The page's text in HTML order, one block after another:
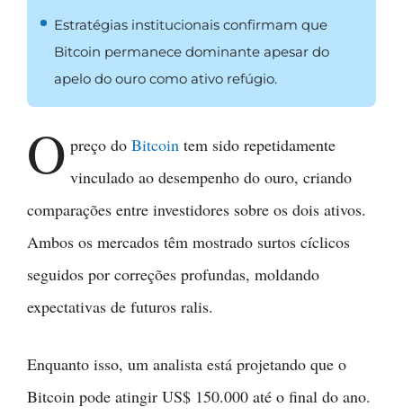
Estratégias institucionais confirmam que
Bitcoin permanece dominante apesar do
apelo do ouro como ativo refúgio.
O preço doBitcoin tem sido repetidamente
vinculado ao desempenho do ouro, criando
comparações entre investidores sobre os dois ativos.
Ambos os mercados têm mostrado surtos cíclicos
seguidos por correções profundas, moldando
expectativas de futuros ralis.
Enquanto isso, um analista está projetando que o
Bitcoin pode atingir US$ 150.000 até o final do ano.